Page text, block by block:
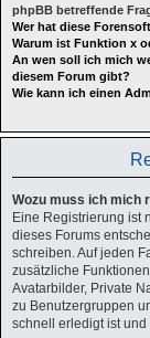
phpBB betreffende
Wer hat diese
Warum ist Funktion x
An wen soll ich mich
diesem Forum gibt?
Wie kann ich einen
Wozu muss ich mich
Eine Registrierung ist
dieses Forums
schreiben. Auf jeden
zusätzliche
Avatarbilder, Private
zu Benutzergruppen
schnell erledigt ist